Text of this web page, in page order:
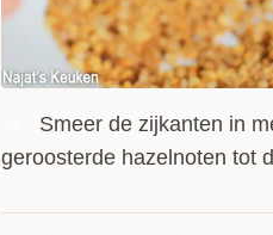
Smeer de zijkanten in
geroosterde hazelnoten tot